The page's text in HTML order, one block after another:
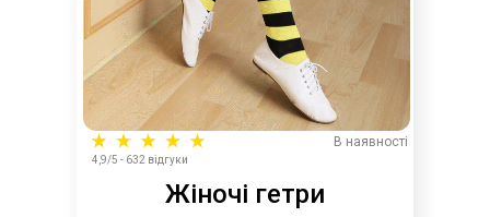
В наявності
4,9/5 - 632 відгуки
Жіночі гетри